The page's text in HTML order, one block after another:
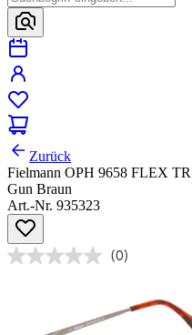
Zurück
Fielmann OPH 9658 FLEX TR
Gun Braun
Art.-Nr. 935323
(0)